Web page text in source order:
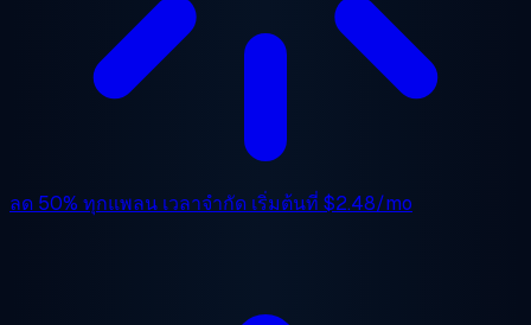
ลด 50% ทุกแพลน เวลาจำกัด เริ่มต้นที่ $2.48/mo